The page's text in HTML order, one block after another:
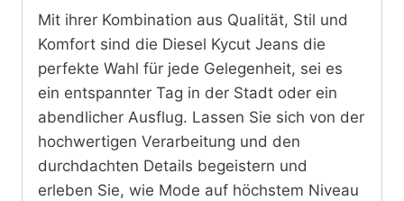
Mit ihrer Kombination aus Qualität, Stil und
Komfort sind die Diesel Kycut Jeans die
perfekte Wahl für jede Gelegenheit, sei es
ein entspannter Tag in der Stadt oder ein
abendlicher Ausflug. Lassen Sie sich von der
hochwertigen Verarbeitung und den
durchdachten Details begeistern und
erleben Sie, wie Mode auf höchstem Niveau